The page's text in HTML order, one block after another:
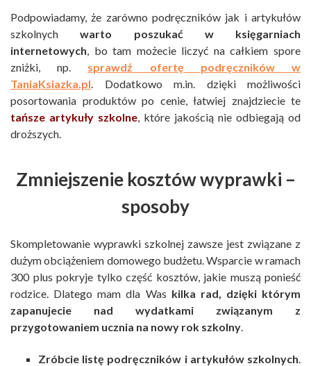
Podpowiadamy, że zarówno podręczników jak i artykułów
szkolnych warto poszukać w księgarniach
internetowych, bo tam możecie liczyć na całkiem spore
zniżki, np. sprawdź ofertę podręczników w
TaniaKsiazka.pl. Dodatkowo m.in. dzięki możliwości
posortowania produktów po cenie, łatwiej znajdziecie te
tańsze artykuły szkolne, które jakością nie odbiegają od
droższych.
Zmniejszenie kosztów wyprawki –
sposoby
Skompletowanie wyprawki szkolnej zawsze jest związane z
dużym obciążeniem domowego budżetu. Wsparcie w ramach
300 plus pokryje tylko część kosztów, jakie muszą ponieść
rodzice. Dlatego mam dla Was kilka rad, dzięki którym
zapanujecie nad wydatkami związanym z
przygotowaniem ucznia na nowy rok szkolny.
Zróbcie listę podręczników i artykułów szkolnych.